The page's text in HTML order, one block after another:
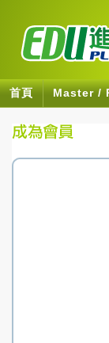
首頁 Master /